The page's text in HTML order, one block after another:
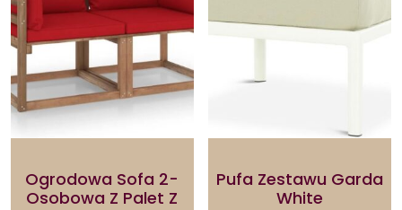
Ogrodowa Sofa 2-
Osobowa Z Palet Z
Pufa Zestawu Garda
White